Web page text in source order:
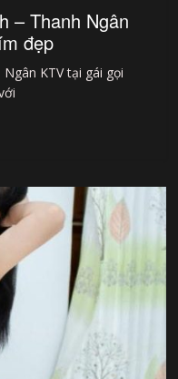
– Thanh Ngân
đẹp
KTV tại gái gọi